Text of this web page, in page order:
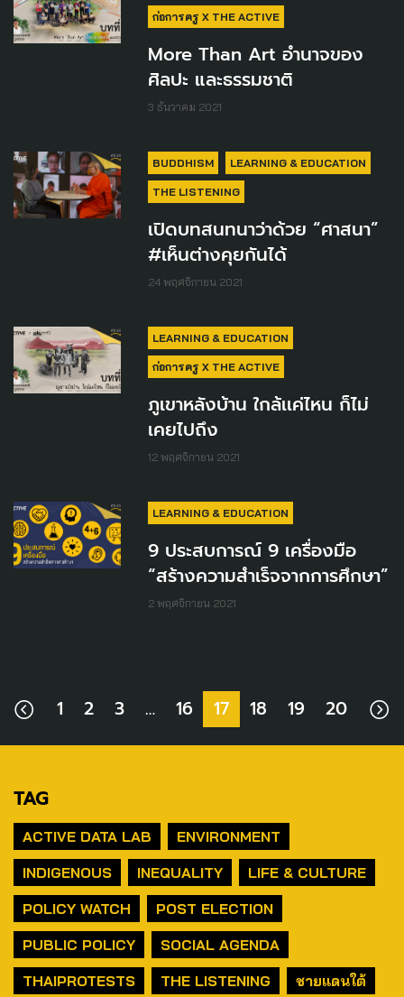
ก่อการครู X THE ACTIVE
More Than Art อำนาจของ
ศิลปะ และธรรมชาติ
3 ธันวาคม 2021
BUDDHISM LEARNING & EDUCATION
THE LISTENING
เปิดบทสนทนาว่าด้วย “ศาสนา”
#เห็นต่างคุยกันได้
24 พฤศจิกายน 2021
LEARNING & EDUCATION
ก่อการครู X THE ACTIVE
ภูเขาหลังบ้าน ใกล้เเค่ไหน ก็ไม่
เคยไปถึง
12 พฤศจิกายน 2021
LEARNING & EDUCATION
9 ประสบการณ์ 9 เครื่องมือ
“สร้างความสำเร็จจากการศึกษา”
2 พฤศจิกายน 2021
1 2 3 … 16 17 18 19 20
TAG
ACTIVE DATA LAB
ENVIRONMENT
INDIGENOUS
INEQUALITY
LIFE & CULTURE
POLICY WATCH
POST ELECTION
PUBLIC POLICY
SOCIAL AGENDA
THAIPROTESTS
THE LISTENING
ชายแดนใต้